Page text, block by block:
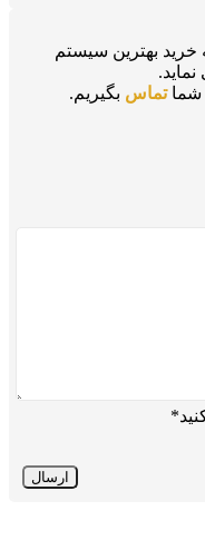
خرید بهترین سیستم
شماتماس بگیریم.
*